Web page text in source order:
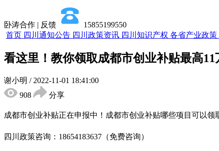
卧涛合作 | 反馈
15855199550
首页 四川通知公告 四川政策资讯 四川知识产权 各省产业政策
看这里！教你领取成都市创业补贴最高11
谢小明 / 2022-11-01 18:41:00
908
分享
成都市创业补贴正在申报中！成都市创业补贴哪些项目可以
四川政策咨询：18654183637（免费咨询）